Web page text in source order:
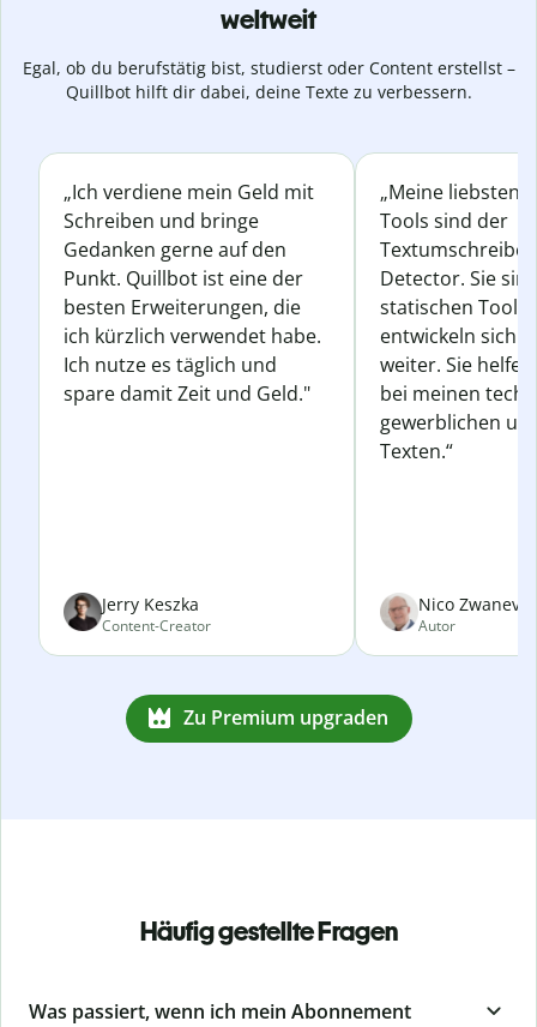
weltweit
Egal, ob du berufstätig bist, studierst oder Content erstellst –
Quillbot hilft dir dabei, deine Texte zu verbessern.
„Ich verdiene mein Geld mit
Schreiben und bringe
Gedanken gerne auf den
Punkt. Quillbot ist eine der
besten Erweiterungen, die
ich kürzlich verwendet habe.
Ich nutze es täglich und
spare damit Zeit und Geld."
Jerry Keszka
Content-Creator
„Meine liebsten
Tools sind der
Detector. Sie
statischen
entwickeln sich
weiter. Sie
bei meinen
gewerblichen
Texten.“
Nico
Autor
Zu Premium upgraden
Häufig gestellte Fragen
Was passiert, wenn ich mein Abonnement